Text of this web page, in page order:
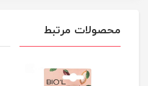
محصولات مرتبط